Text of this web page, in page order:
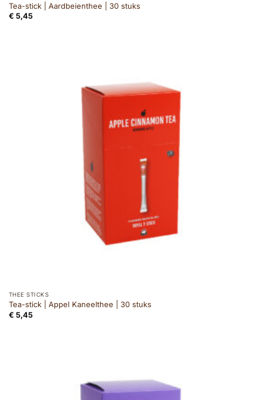
Tea-stick | Aardbeienthee | 30 stuks
€ 5,45
THEE STICKS
Tea-stick | Appel Kaneelthee | 30 stuks
€ 5,45